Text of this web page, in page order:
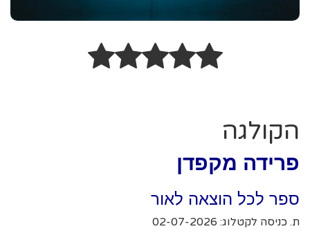
הקולגה
פרידה מקפדן
ספר לכל הוצאה לאור
ת. כניסה לקטלוג: 02-07-2026